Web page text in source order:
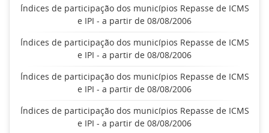
Índices de participação dos municípios Repasse de ICMS
e IPI - a partir de 08/08/2006
Índices de participação dos municípios Repasse de ICMS
e IPI - a partir de 08/08/2006
Índices de participação dos municípios Repasse de ICMS
e IPI - a partir de 08/08/2006
Índices de participação dos municípios Repasse de ICMS
e IPI - a partir de 08/08/2006